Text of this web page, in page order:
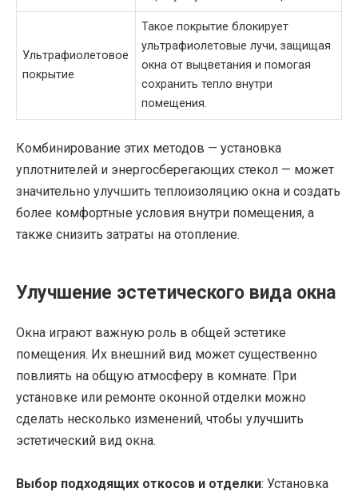
Ультрафиолетовое
покрытие
Такое покрытие блокирует
ультрафиолетовые лучи, защищая
окна от выцветания и помогая
сохранить тепло внутри
помещения.
Комбинирование этих методов — установка
уплотнителей и энергосберегающих стекол — может
значительно улучшить теплоизоляцию окна и создать
более комфортные условия внутри помещения, а
также снизить затраты на отопление.
Улучшение эстетического вида окна
Окна играют важную роль в общей эстетике
помещения. Их внешний вид может существенно
повлиять на общую атмосферу в комнате. При
установке или ремонте оконной отделки можно
сделать несколько изменений, чтобы улучшить
эстетический вид окна.
Выбор подходящих откосов и отделки: Установка